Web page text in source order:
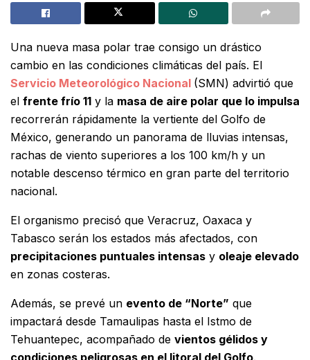
Una nueva masa polar trae consigo un drástico
cambio en las condiciones climáticas del país. El
Servicio Meteorológico Nacional (SMN) advirtió que
el frente frío 11 y la masa de aire polar que lo impulsa
recorrerán rápidamente la vertiente del Golfo de
México, generando un panorama de lluvias intensas,
rachas de viento superiores a los 100 km/h y un
notable descenso térmico en gran parte del territorio
nacional.
El organismo precisó que Veracruz, Oaxaca y
Tabasco serán los estados más afectados, con
precipitaciones puntuales intensas y oleaje elevado
en zonas costeras.
Además, se prevé un evento de “Norte” que
impactará desde Tamaulipas hasta el Istmo de
Tehuantepec, acompañado de vientos gélidos y
condiciones peligrosas en el litoral del Golfo.